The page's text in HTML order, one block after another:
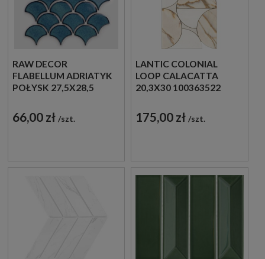
RAW DECOR
FLABELLUM ADRIATYK
POŁYSK 27,5X28,5
DEKORACYJNA
66,00 zł szt.
LANTIC COLONIAL
LOOP CALACATTA
20,3X30 100363522
DEKORACYJNA
IMITUJĄCA KAMIEŃ W
175,00 zł szt.